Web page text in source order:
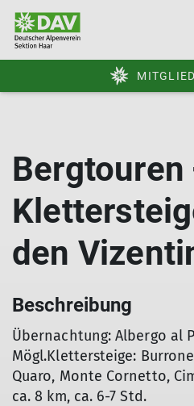
Bergtouren
den
Beschreibung
Übernachtung: Albergo al
Mögl.Klettersteige:
Quaro, Monte Cornetto,
ca. 8 km, ca. 6-7 Std.